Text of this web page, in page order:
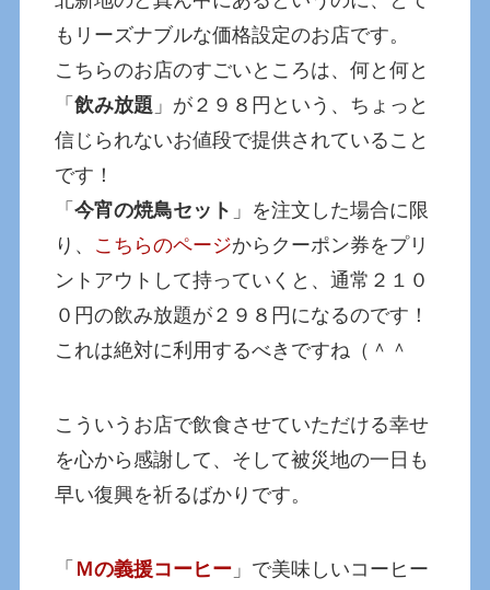
もリーズナブルな価格設定のお店です。
こちらのお店のすごいところは、何と何と
「飲み放題 」が２９８円という、ちょっと
信じられないお値段で提供されていること
です！
「今宵の焼鳥セット 」を注文した場合に限
り、 こちらのページからクーポン券をプリ
ントアウトして持っていくと、通常２１０
０円の飲み放題が２９８円になるのです！
これは絶対に利用するべきですね（＾＾
こういうお店で飲食させていただける幸せ
を心から感謝して、そして被災地の一日も
早い復興を祈るばかりです。
「 Ｍの義援コーヒー 」で美味しいコーヒー